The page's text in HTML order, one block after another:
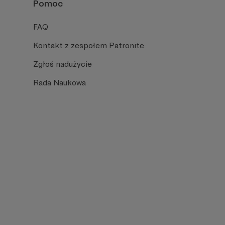
Pomoc
FAQ
Kontakt z zespołem Patronite
Zgłoś nadużycie
Rada Naukowa